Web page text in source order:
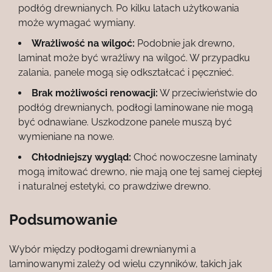
podłóg drewnianych. Po kilku latach użytkowania
może wymagać wymiany.
Wrażliwość na wilgoć: Podobnie jak drewno,
laminat może być wrażliwy na wilgoć. W przypadku
zalania, panele mogą się odkształcać i pęcznieć.
Brak możliwości renowacji: W przeciwieństwie do
podłóg drewnianych, podłogi laminowane nie mogą
być odnawiane. Uszkodzone panele muszą być
wymieniane na nowe.
Chłodniejszy wygląd: Choć nowoczesne laminaty
mogą imitować drewno, nie mają one tej samej ciepłej
i naturalnej estetyki, co prawdziwe drewno.
Podsumowanie
Wybór między podłogami drewnianymi a
laminowanymi zależy od wielu czynników, takich jak